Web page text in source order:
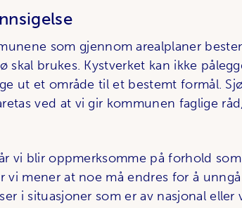
som gjennom arealplaner
skal brukes. Kystverket kan ikke
ut et område til et bestemt formål.
ved at vi gir kommunen faglige
vi blir oppmerksomme på forhold
vi mener at noe må endres for å
i situasjoner som er av nasjonal eller